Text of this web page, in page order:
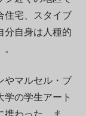
住宅、スタイブ
分自身は人種的
やマルセル・ブ
の学生アート
わった。ま